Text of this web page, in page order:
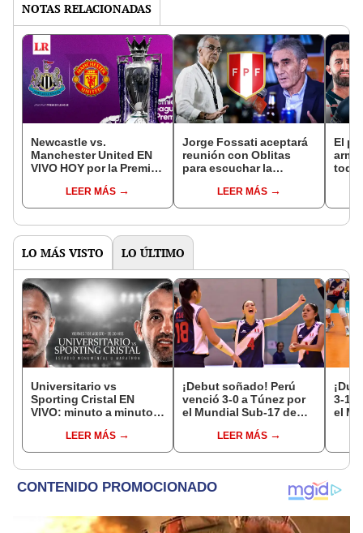
NOTAS RELACIONADAS
Newcastle vs.
Manchester United EN
VIVO HOY por la Premier
canales de TV
LEER MÁS
Jorge Fossati aceptará
reunión con Oblitas
para escuchar la
selección peruana
LEER MÁS
El
LO MÁS VISTO LO ÚLTIMO
Universitario vs
Sporting Cristal EN
VIVO: minuto a minuto
Clausura de la Liga 1
2026
LEER MÁS
¡Debut soñado! Perú
venció 3-0 a Túnez por
el Mundial Sub-17 de
LEER MÁS
3-1
el